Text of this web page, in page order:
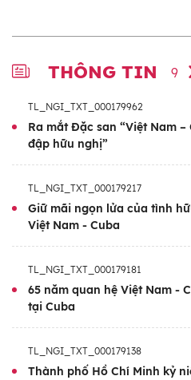
THÔNG TIN 9
TL_NGI_TXT_000179962
Ra mắt Đặc san “Việt Nam
đập hữu nghị”
TL_NGI_TXT_000179217
Giữ mãi ngọn lửa của tình
Việt Nam - Cuba
TL_NGI_TXT_000179181
65 năm quan hệ Việt Nam -
tại Cuba
TL_NGI_TXT_000179138
Thành phố Hồ Chí Minh kỷ